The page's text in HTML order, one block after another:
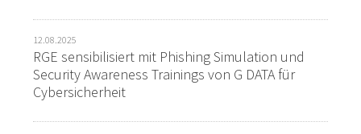
12.08.2025
RGE sensibilisiert mit Phishing Simulation und
Security Awareness Trainings von G DATA für
Cybersicherheit